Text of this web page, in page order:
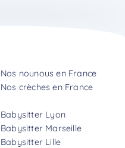
Nos nounous en France
Nos crèches en France
Babysitter Lyon
Babysitter Marseille
Babysitter Lille